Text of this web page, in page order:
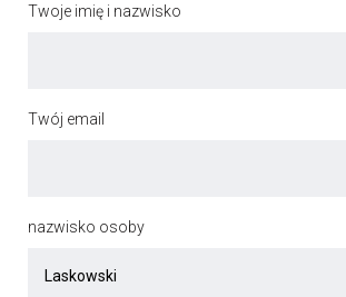
Twoje imię i nazwisko
Twój email
nazwisko osoby